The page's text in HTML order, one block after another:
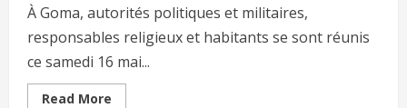
À Goma, autorités politiques et militaires,
responsables religieux et habitants se sont réunis
ce samedi 16 mai...
Read More